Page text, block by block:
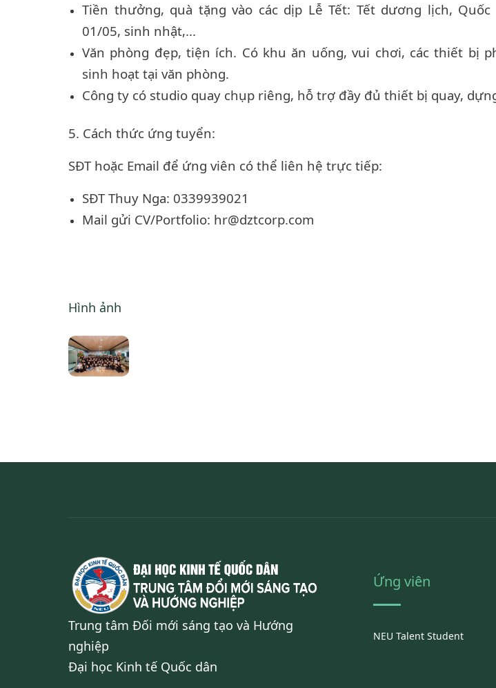
Tiền thưởng, quà tặng vào các dịp Lễ Tết: Tết dương lịch,
01/05, sinh nhật,...
Văn phòng đẹp, tiện ích. Có khu ăn uống, vui chơi, các thiết bị
sinh hoạt tại văn phòng.
Công ty có studio quay chụp riêng, hỗ trợ đầy đủ thiết bị quay,
5. Cách thức ứng tuyển:
SĐT hoặc Email để ứng viên có thể liên hệ trực tiếp:
SĐT Thuy Nga: 0339939021
Mail gửi CV/Portfolio: hr@dztcorp.com
Hình ảnh
Trung tâm Đối mới sáng tạo và Hướng
nghiệp
Đại học Kinh tế Quốc dân
Ứng viên
NEU Talent Student